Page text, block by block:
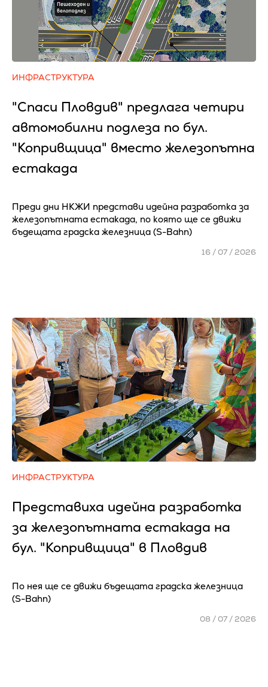
ИНФРАСТРУКТУРА
"Спаси Пловдив" предлага четири
автомобилни подлеза по бул.
"Копривщица" вместо железопътна
естакада
Преди дни НКЖИ представи идейна разработка за
железопътната естакада, по която ще се движи
бъдещата градска железница (S-Bahn)
16 / 07 / 2026
ИНФРАСТРУКТУРА
Представиха идейна разработка
за железопътната естакада на
бул. "Копривщица" в Пловдив
По нея ще се движи бъдещата градска железница
(S-Bahn)
08 / 07 / 2026